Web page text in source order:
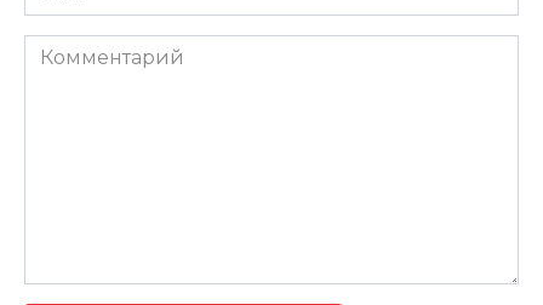
Комментарий